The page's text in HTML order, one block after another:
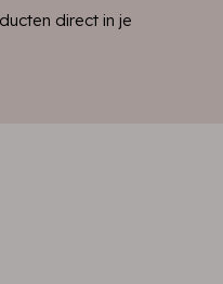
direct in je